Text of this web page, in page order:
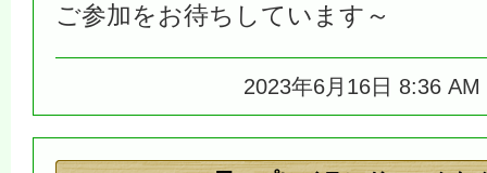
ご参加をお待ちしています～
2023年6月16日 8:36